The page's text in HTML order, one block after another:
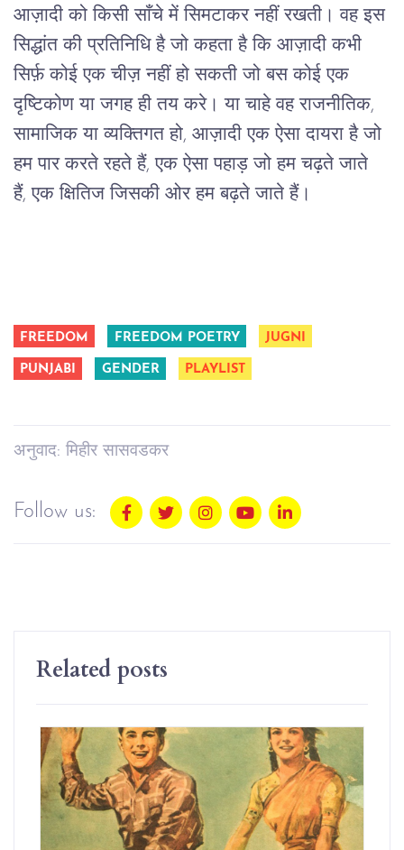
आज़ादी को किसी साँचे में सिमटाकर नहीं रखती। वह इस
सिद्धांत की प्रतिनिधि है जो कहता है कि आज़ादी कभी
सिर्फ़ कोई एक चीज़ नहीं हो सकती जो बस कोई एक
दृष्टिकोण या जगह ही तय करे। या चाहे वह राजनीतिक,
सामाजिक या व्यक्तिगत हो, आज़ादी एक ऐसा दायरा है जो
हम पार करते रहते हैं, एक ऐसा पहाड़ जो हम चढ़ते जाते
हैं, एक क्षितिज जिसकी ओर हम बढ़ते जाते हैं।
FREEDOM FREEDOM POETRY JUGNI
PUNJABI GENDER PLAYLIST
अनुवाद: मिहीर सासवडकर
Follow us:
Related posts